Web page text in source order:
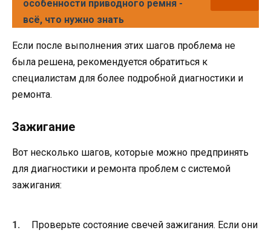
особенности приводного ремня -
всё, что нужно знать
Если после выполнения этих шагов проблема не
была решена, рекомендуется обратиться к
специалистам для более подробной диагностики и
ремонта.
Зажигание
Вот несколько шагов, которые можно предпринять
для диагностики и ремонта проблем с системой
зажигания:
Проверьте состояние свечей зажигания. Если они